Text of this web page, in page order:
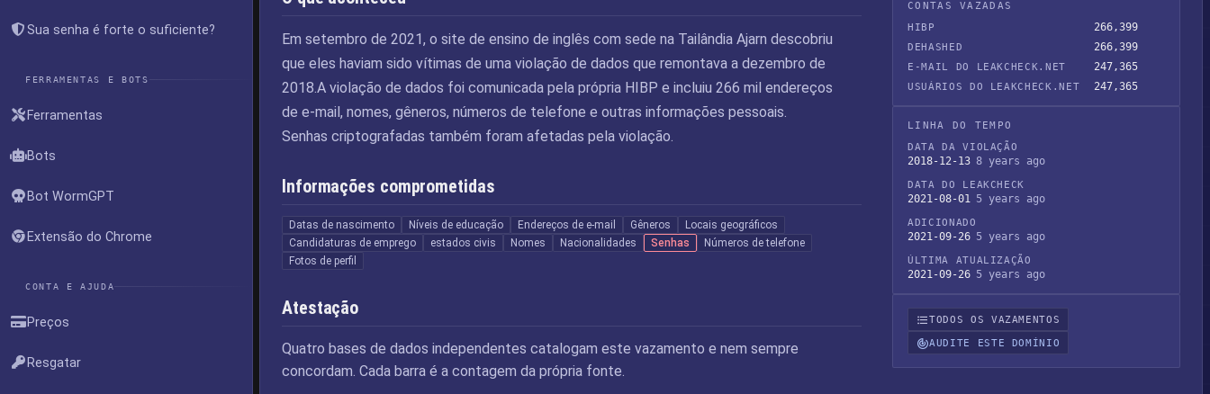
Sua senha é forte o suficiente?
FERRAMENTAS E BOTS
Ferramentas
Bots
Bot WormGPT
Extensão do Chrome
CONTA E AJUDA
Preços
Resgatar
Em setembro de 2021, o site de ensino de inglês com sede na Tailândia Ajarn descobriu
que eles haviam sido vítimas de uma violação de dados que remontava a dezembro de
2018.A violação de dados foi comunicada pela própria HIBP e incluiu 266 mil endereços
de e-mail, nomes, gêneros, números de telefone e outras informações pessoais.
Senhas criptografadas também foram afetadas pela violação.
Informações comprometidas
Datas de nascimento Níveis de educação Endereços de e-mail Gêneros
Locais geográficos
Candidaturas de emprego
estados civis Nomes Nacionalidades Senhas
Números de telefone
Fotos de perfil
Atestação
Quatro bases de dados independentes catalogam este vazamento e nem sempre
concordam. Cada barra é a contagem da própria fonte.
CONTAS VAZADAS
HIBP
266,399
DEHASHED 266,399
E-MAIL DO LEAKCHECK.NET 247,365
USUÁRIOS DO LEAKCHECK.NET 247,365
LINHA DO TEMPO
DATA DA VIOLAÇÃO
2018-12-13 8 years ago
DATA DO LEAKCHECK
2021-08-01 5 years ago
ADICIONADO
2021-09-26 5 years ago
ÚLTIMA ATUALIZAÇÃO
2021-09-26 5 years ago
TODOS OS VAZAMENTOS
AUDITE ESTE DOMÍNIO